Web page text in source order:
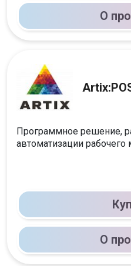
О
Программное решение,
автоматизации рабочего
О